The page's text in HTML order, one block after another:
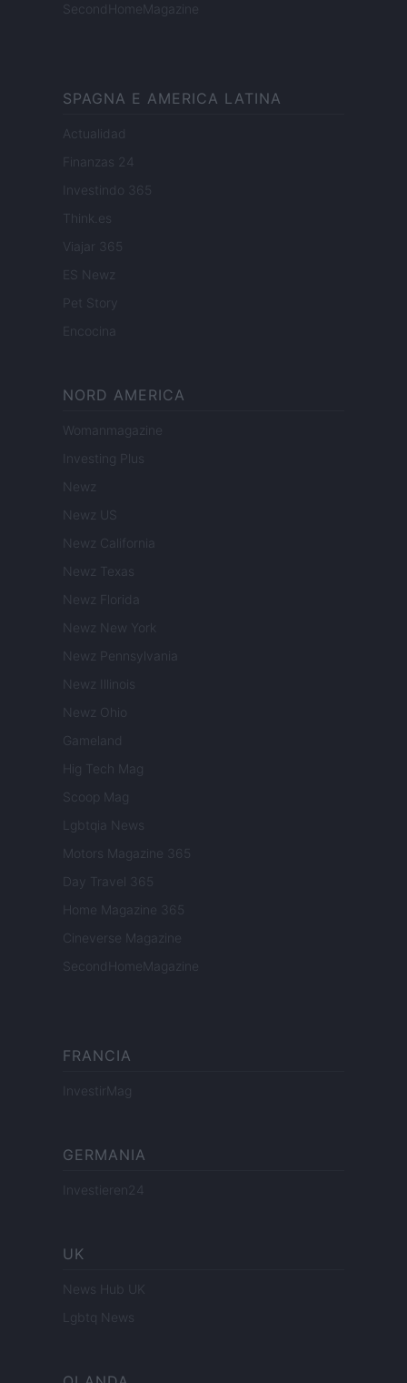
SecondHomeMagazine
SPAGNA E AMERICA LATINA
Actualidad
Finanzas 24
Investindo 365
Think.es
Viajar 365
ES Newz
Pet Story
Encocina
NORD AMERICA
Womanmagazine
Investing Plus
Newz
Newz US
Newz California
Newz Texas
Newz Florida
Newz New York
Newz Pennsylvania
Newz Illinois
Newz Ohio
Gameland
Hig Tech Mag
Scoop Mag
Lgbtqia News
Motors Magazine 365
Day Travel 365
Home Magazine 365
Cineverse Magazine
SecondHomeMagazine
FRANCIA
InvestirMag
GERMANIA
Investieren24
UK
News Hub UK
Lgbtq News